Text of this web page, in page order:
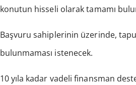
konutun hisseli olarak tamamı
Başvuru sahiplerinin üzerinde, tapu
bulunmaması istenecek.
10 yıla kadar vadeli finansman